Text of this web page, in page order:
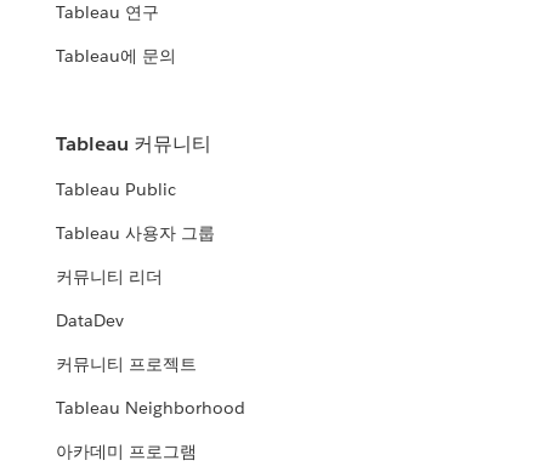
Tableau 연구
Tableau에 문의
Tableau 커뮤니티
Tableau Public
Tableau 사용자 그룹
커뮤니티 리더
DataDev
커뮤니티 프로젝트
Tableau Neighborhood
아카데미 프로그램